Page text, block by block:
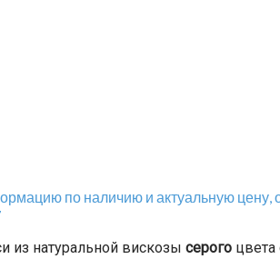
по наличию и актуальную цену,
из натуральной вискозы серого цвета